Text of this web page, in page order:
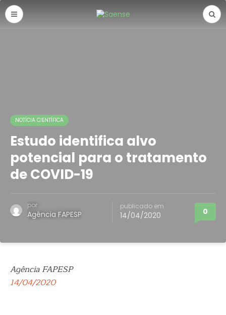
NOTÍCIA CIENTÍFICA
Estudo identifica alvo
potencial para o tratamento
de COVID-19
por
Agência FAPESP
publicado em
14/04/2020 0
Agência FAPESP
14/04/2020